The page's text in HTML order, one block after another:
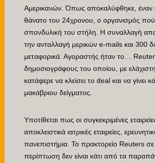
Αμερικανών. Όπως αποκαλύφθηκε, έναν
θάνατο του 24χρονου, ο οργανισμός
σπονδυλική του στήλη. Η συναλλαγή
την ανταλλαγή μερικών e-mails και 300
μεταφορικά. Αγοραστής ήταν το…
δημοσιογράφους του οποίου, με
κατάφερε να κλείσει το deal και να γίνει
μακάβριου δείγματος.
Υποτίθεται πως οι συγκεκριμένες
αποκλειστικά ιατρικές εταιρείες,
πανεπιστήμια. Το πρακτορείο Reuters σε
περίπτωση δεν είναι κάτι από τα